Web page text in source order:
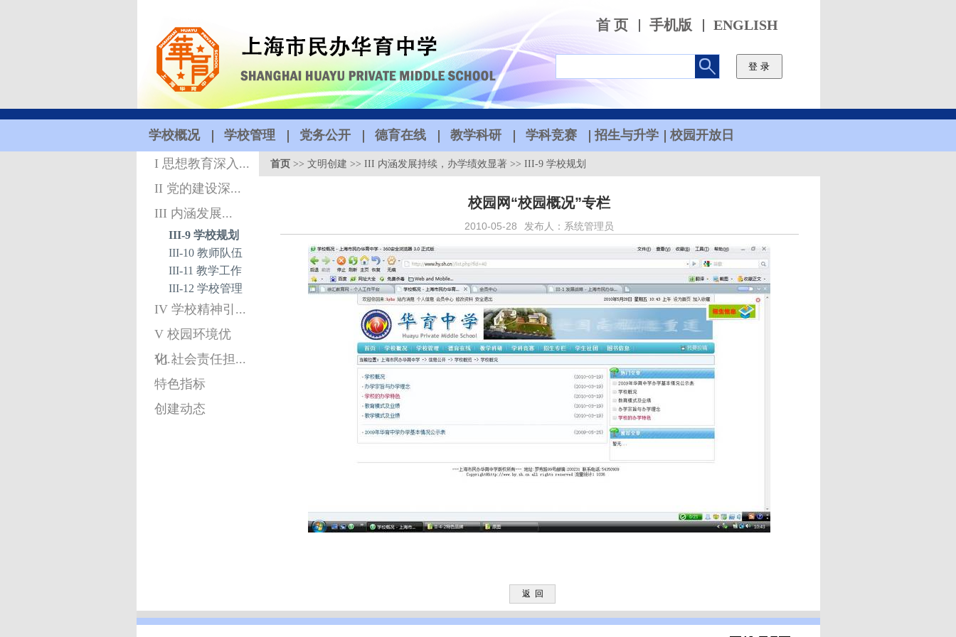
首 页 手机版 ENGLISH
学校概况 学校管理 党务公开 德育在线 教学科研 学科竞赛 招生与升学
校园开放日
I 思想教育深入...
II 党的建设深...
III 内涵发展...
III-9 学校规划
III-10 教师队伍
III-11 教学工作
III-12 学校管理
IV 学校精神引...
V 校园环境优
化...
VI 社会责任担...
特色指标
创建动态
首页 >>文明创建 >>III 内涵发展持续，办学绩效显著 >>III-9 学校规划
校园网“校园概况”专栏
2010-05-28 发布人：系统管理员